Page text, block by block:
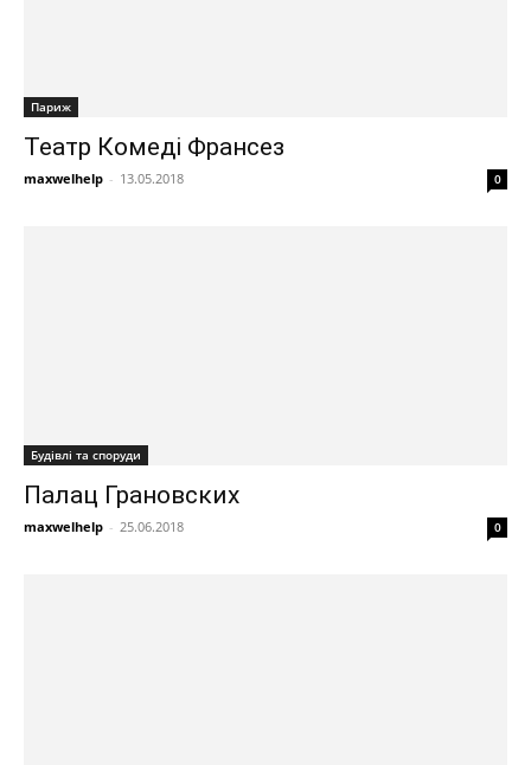
Париж
Театр Комеді Франсез
maxwelhelp - 13.05.2018 0
Будівлі та споруди
Палац Грановских
maxwelhelp - 25.06.2018 0